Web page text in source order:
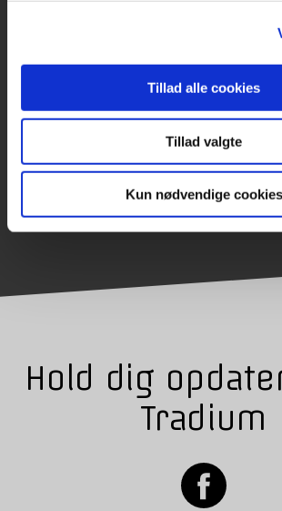
Tillad alle cookies
Tillad valgte
Kun nødvendige cookies
Savannah er Gastronomelev med
smørrebrød/catering
LÆS MERE
Hold dig
Tradium